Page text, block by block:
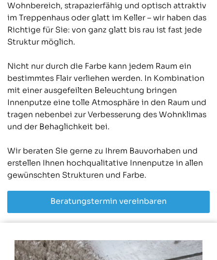
Wohnbereich, strapazierfähig und optisch attraktiv
im Treppenhaus oder glatt im Keller – wir haben das
Richtige für Sie: von ganz glatt bis rau ist fast jede
Struktur möglich.
Nicht nur durch die Farbe kann jedem Raum ein
bestimmtes Flair verliehen werden. In Kombination
mit einer ausgefeilten Beleuchtung bringen
Innenputze eine tolle Atmosphäre in den Raum und
tragen nebenbei zur Verbesserung des Wohnklimas
und der Behaglichkeit bei.
Wir beraten Sie gerne zu Ihrem Bauvorhaben und
erstellen Ihnen hochqualitative Innenputze in allen
gewünschten Strukturen und Farbe.
Beratungstermin vereinbaren